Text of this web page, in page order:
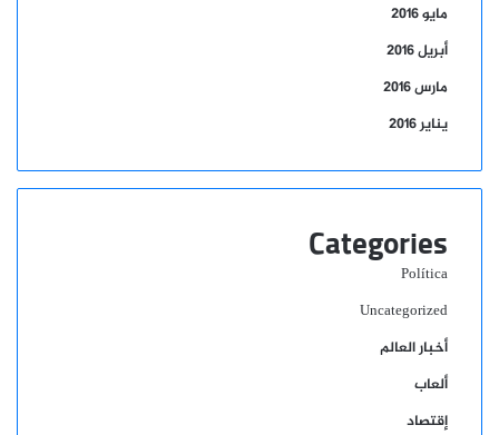
مايو 2016
أبريل 2016
مارس 2016
يناير 2016
Categories
Política
Uncategorized
أخبار العالم
ألعاب
إقتصاد